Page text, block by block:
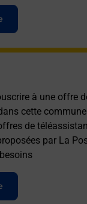
à une offre
cette
de
par La